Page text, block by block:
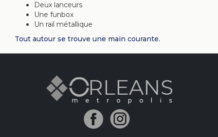
Deux lanceurs
Une funbox
Un rail métallique
Tout autour se trouve une main courante.